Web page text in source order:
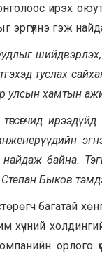
ирэх
эргүүлнэ гэж
туслах
улсын хамтын
найдаж байна.
Быков
багатай
хүчний